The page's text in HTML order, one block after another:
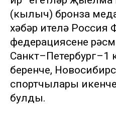
(кылыч) бронза
хәбәр ителә Россия
федерациясенең
беренче,
спортчылары
булды.